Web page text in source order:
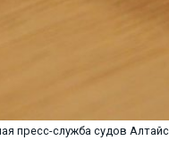
пресс-служба судов